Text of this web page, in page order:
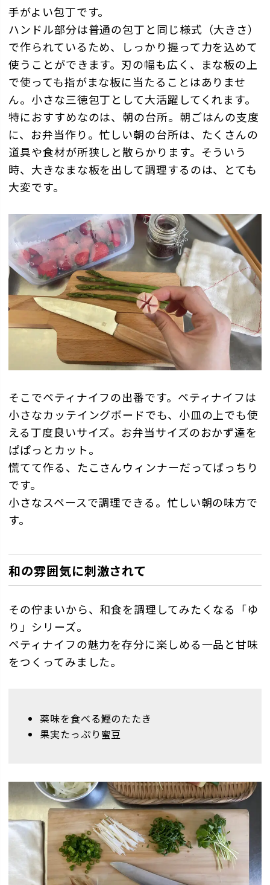
手がよい包丁です。
ハンドル部分は普通の包丁と同じ様式（大きさ）
で作られているため、しっかり握って力を込めて
使うことができます。刃の幅も広く、まな板の上
で使っても指がまな板に当たることはありませ
ん。小さな三徳包丁として大活躍してくれます。
特におすすめなのは、朝の台所。朝ごはんの支度
に、お弁当作り。忙しい朝の台所は、たくさんの
道具や食材が所狭しと散らかります。そういう
時、大きなまな板を出して調理するのは、とても
大変です。
そこでペティナイフの出番です。ペティナイフは
小さなカッテイングボードでも、小皿の上でも使
える丁度良いサイズ。お弁当サイズのおかず達を
ぱぱっとカット。
慌てて作る、たこさんウィンナーだってばっちり
です。
小さなスペースで調理できる。忙しい朝の味方で
す。
和の雰囲気に刺激されて
その佇まいから、和食を調理してみたくなる「ゆ
り」シリーズ。
ペティナイフの魅力を存分に楽しめる一品と甘味
をつくってみました。
薬味を食べる鰹のたたき
果実たっぷり蜜豆